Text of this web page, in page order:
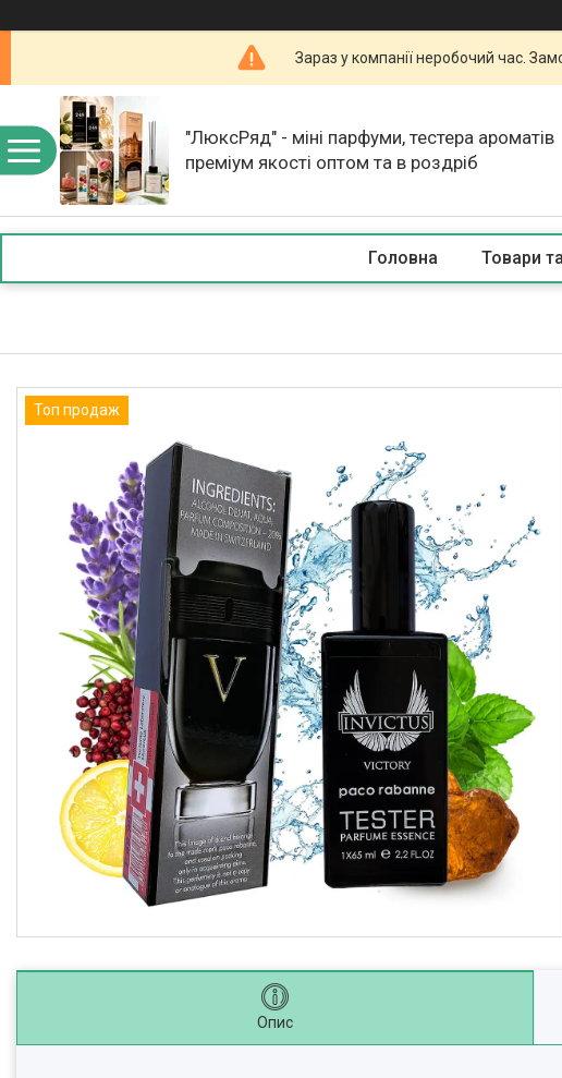
Зараз у компанії неробочий час.
"ЛюксРяд" - міні парфуми, тестера ароматів
преміум якості оптом та в роздріб
Головна Товари
Топ продаж
Опис